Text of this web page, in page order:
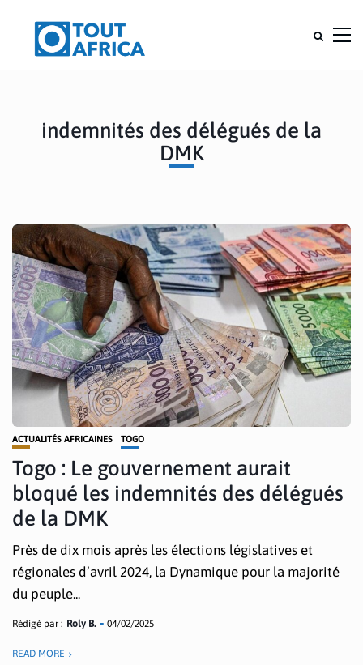
indemnités des délégués de la
DMK
ACTUALITÉS AFRICAINES TOGO
Togo : Le gouvernement aurait
bloqué les indemnités des délégués
de la DMK
Près de dix mois après les élections législatives et
régionales d’avril 2024, la Dynamique pour la majorité
du peuple...
Rédigé par : Roly B. 04/02/2025
READ MORE